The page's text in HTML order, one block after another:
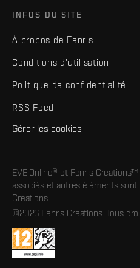
INFOS DU SITE
À propos de Fenris
Conditions d'utilisation
Politique de confidentialité
RSS Feed
Gérer les cookies
EVE Online® et Fenris
associés et autres éléments
Creations.
©2026 Fenris Creations. Tous